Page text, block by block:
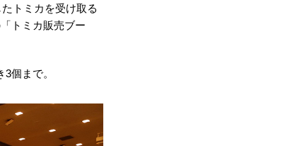
トミカを受け取る
トミカ販売ブー
個まで。